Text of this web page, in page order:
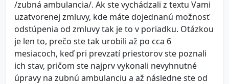
/zubná ambulancia/. Ak ste vychádzali z textu Vami
uzatvorenej zmluvy, kde máte dojednanú možnosť
odstúpenia od zmluvy tak je to v poriadku. Otázkou
je len to, prečo ste tak urobili až po cca 6
mesiacoch, keď pri prevzatí priestorov ste poznali
ich stav, pričom ste najprv vykonali nevyhnutné
úpravy na zubnú ambulanciu a až následne ste od